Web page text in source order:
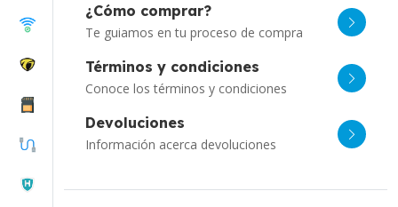
¿Cómo comprar?
Te guiamos en tu proceso de compra
Términos y condiciones
Conoce los términos y condiciones
Devoluciones
Información acerca devoluciones